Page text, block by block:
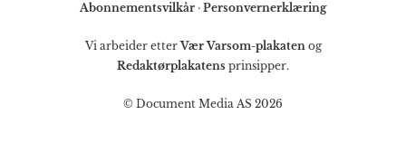
Abonnementsvilkår · Personvernerklæring
Vi arbeider etterVær Varsom-plakatenog
Redaktørplakatens prinsipper.
© Document Media AS 2026